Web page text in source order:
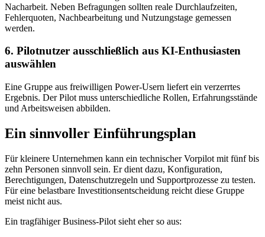
Nacharbeit. Neben Befragungen sollten reale Durchlaufzeiten,
Fehlerquoten, Nachbearbeitung und Nutzungstage gemessen
werden.
6. Pilotnutzer ausschließlich aus KI-Enthusiasten
auswählen
Eine Gruppe aus freiwilligen Power-Usern liefert ein verzerrtes
Ergebnis. Der Pilot muss unterschiedliche Rollen, Erfahrungsstände
und Arbeitsweisen abbilden.
Ein sinnvoller Einführungsplan
Für kleinere Unternehmen kann ein technischer Vorpilot mit fünf bis
zehn Personen sinnvoll sein. Er dient dazu, Konfiguration,
Berechtigungen, Datenschutzregeln und Supportprozesse zu testen.
Für eine belastbare Investitionsentscheidung reicht diese Gruppe
meist nicht aus.
Ein tragfähiger Business-Pilot sieht eher so aus: